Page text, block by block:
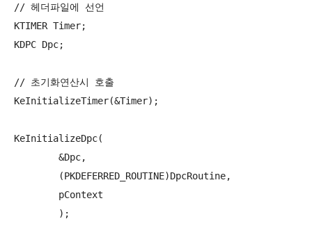
// 헤더파일에 선언
KTIMER Timer;
KDPC Dpc;
// 초기화연산시 호출
KeInitializeTimer(&Timer);
KeInitializeDpc(